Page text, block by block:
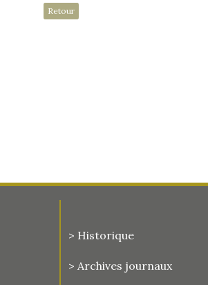
Retour
> Historique
> Archives journaux